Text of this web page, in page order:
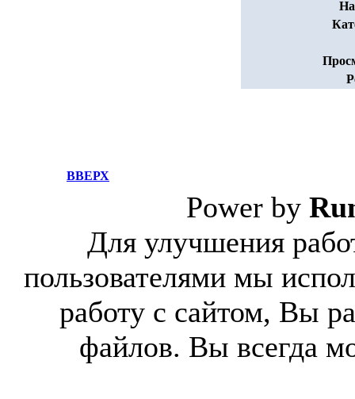
ВВЕРХ
Power by
Для улучшения
пользователями мы
работу с сайтом, Вы
файлов. Вы всегда